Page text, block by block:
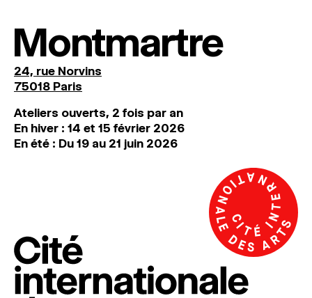
Montmartre
24, rue Norvins
75018 Paris
Ateliers ouverts, 2 fois par an
En hiver : 14 et 15 février 2026
En été : Du 19 au 21 juin 2026